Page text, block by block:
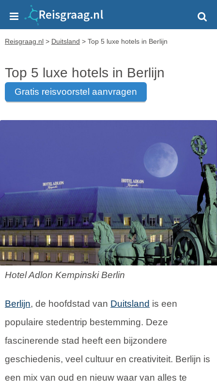
Reisgraag.nl > Duitsland > Top 5 luxe hotels in Berlijn
Top 5 luxe hotels in Berlijn
gratis reisvoorstel aanvragen
Hotel Adlon Kempinski Berlin
Berlijn, de hoofdstad van Duitsland is een
populaire stedentrip bestemming. Deze
fascinerende stad heeft een bijzondere
geschiedenis, veel cultuur en creativiteit. Berlijn is
een mix van oud en nieuw waar van alles te